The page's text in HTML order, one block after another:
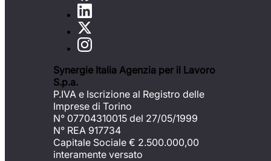
Synergie Italia Agenzia per il Lavoro
S.p.a.
P.IVA e Iscrizione al Registro delle
Imprese di Torino
N° 07704310015 del 27/05/1999
N° REA 917734
Capitale Sociale € 2.500.000,00
interamente versato